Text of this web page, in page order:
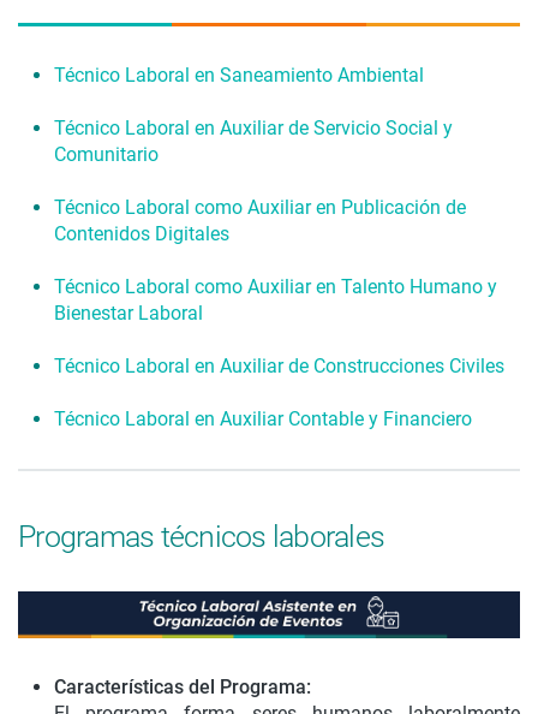
Técnico Laboral en Saneamiento Ambiental
Técnico Laboral en Auxiliar de Servicio Social y
Comunitario
Técnico Laboral como Auxiliar en Publicación de
Contenidos Digitales
Técnico Laboral como Auxiliar en Talento Humano y
Bienestar Laboral
Técnico Laboral en Auxiliar de Construcciones Civiles
Técnico Laboral en Auxiliar Contable y Financiero
Programas técnicos laborales
Características del Programa: